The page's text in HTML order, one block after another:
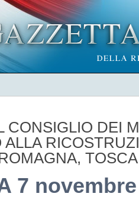
CONSIGLIO DEI
7